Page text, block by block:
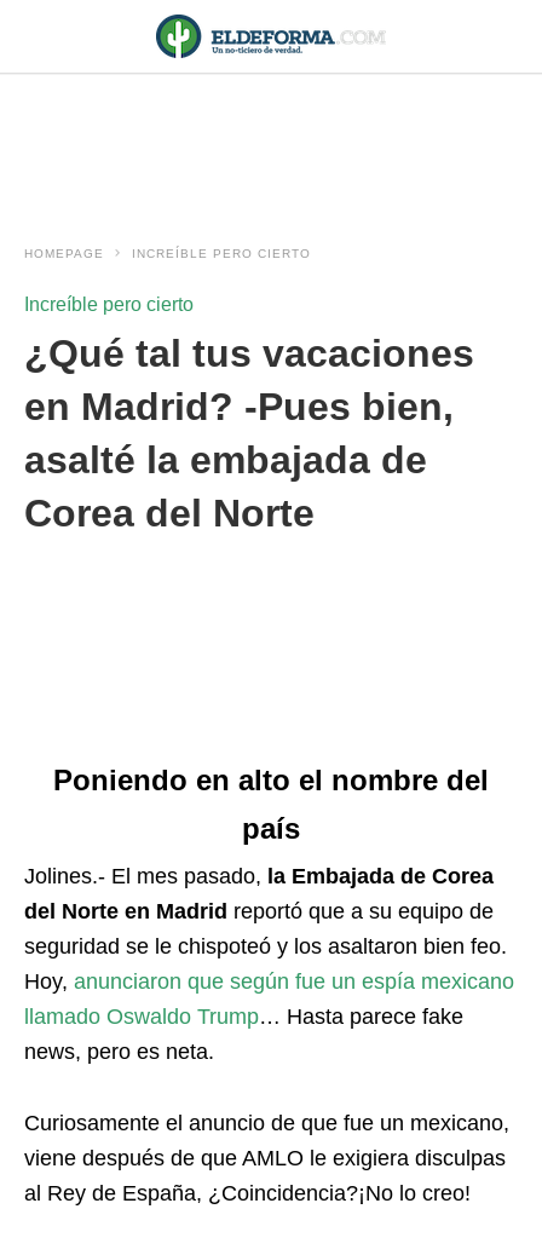
HOMEPAGE INCREÍBLE PERO CIERTO
Increíble pero cierto
¿Qué tal tus vacaciones
en Madrid? -Pues bien,
asalté la embajada de
Corea del Norte
Poniendo en alto el nombre del
país
Jolines.- El mes pasado, la Embajada de Corea
del Norte en Madrid reportó que a su equipo de
seguridad se le chispoteó y los asaltaron bien feo.
Hoy, anunciaron que según fue un espía mexicano
llamado Oswaldo Trump… Hasta parece fake
news, pero es neta.
Curiosamente el anuncio de que fue un mexicano,
viene después de que AMLO le exigiera disculpas
al Rey de España, ¿Coincidencia?¡No lo creo!